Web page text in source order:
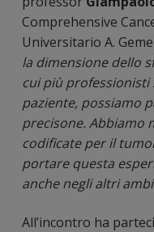
Comprehensive
Universitario A.
la dimensione dello
cui più
paziente, possiamo
precisone. Abbiamo
codificate per il
portare questa
anche negli altri
All’incontro ha